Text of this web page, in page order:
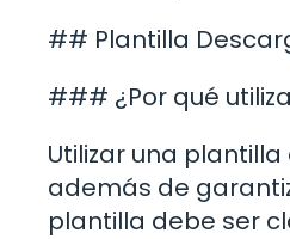
## Plantilla
### ¿Por qué
Utilizar una
además de
plantilla debe ser